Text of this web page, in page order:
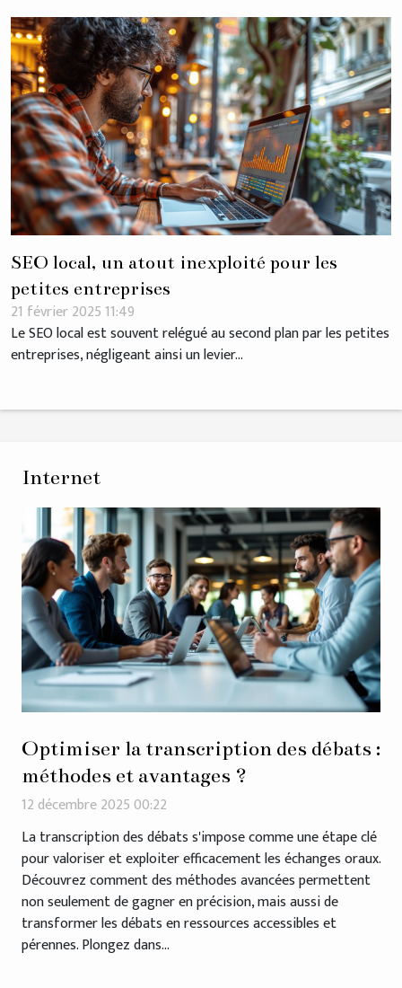
SEO local, un atout inexploité pour les
petites entreprises
21 février 2025 11:49
Le SEO local est souvent relégué au second plan par les petites
entreprises, négligeant ainsi un levier...
Internet
Optimiser la transcription des débats :
méthodes et avantages ?
12 décembre 2025 00:22
La transcription des débats s'impose comme une étape clé
pour valoriser et exploiter efficacement les échanges oraux.
Découvrez comment des méthodes avancées permettent
non seulement de gagner en précision, mais aussi de
transformer les débats en ressources accessibles et
pérennes. Plongez dans...